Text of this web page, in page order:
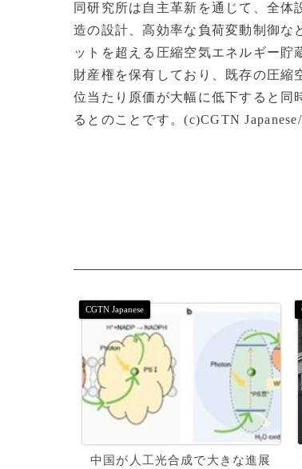
同研究所は自主革新を通じて、全
造の設計、高効率な負荷変動制御な
ットを超える圧縮空気エネルギー
財産権を保有しており、既存の圧縮
位当たり原価が大幅に低下すると同
るとのことです。(c)CGTN
中国が人工光合成で大きな進展